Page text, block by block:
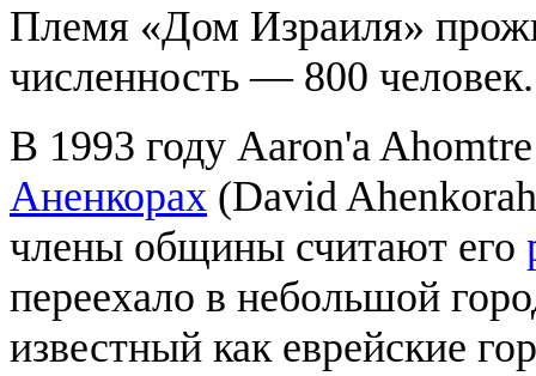
Племя «Дом Израиля»
численность — 800 человек.
В 1993 году Aaron'a
Аненкорах (David
члены общины считают его
переехало в небольшой
известный как еврейские